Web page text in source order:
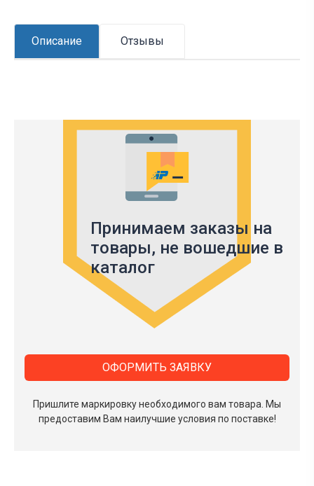
Описание Отзывы
Принимаем заказы на
товары, не вошедшие в
каталог
Пришлите маркировку необходимого вам товара. Мы
предоставим Вам наилучшие условия по поставке!
ОФОРМИТЬ ЗАЯВКУ